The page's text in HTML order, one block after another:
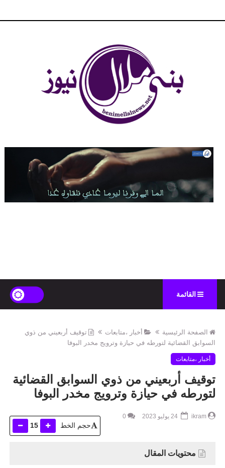
القائمة
الصفحة الرئيسية أخبار ،متابعات
توقيف أربعيني من ذوي
السوابق القضائية لتورطه في حيازة وترويج مخدر البوفا
أخبار ،متابعات
توقيف أربعيني من ذوي السوابق القضائية
لتورطه في حيازة وترويج مخدر البوفا
ikram
0
حجم الخط 15
محتويات المقال